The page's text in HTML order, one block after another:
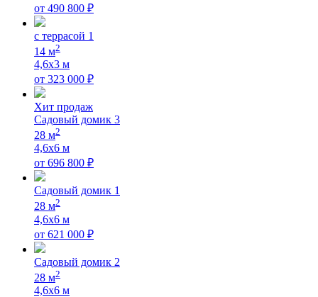
от 490 800 ₽
с террасой 1
14 м2
4,6х3 м
от 323 000 ₽
Хит продаж
Садовый домик 3
28 м2
4,6х6 м
от 696 800 ₽
Садовый домик 1
28 м2
4,6х6 м
от 621 000 ₽
Садовый домик 2
28 м2
4,6х6 м